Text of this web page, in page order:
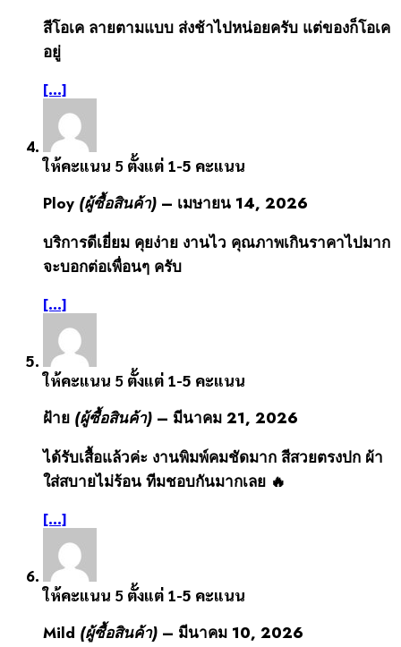
สีโอเค ลายตามแบบ ส่งช้าไปหน่อยครับ แต่ของก็โอเค
อยู่
[...]
ให้คะแนน 5 ตั้งแต่ 1-5 คะแนน
Ploy (ผู้ซื้อสินค้า) – เมษายน 14, 2026
บริการดีเยี่ยม คุยง่าย งานไว คุณภาพเกินราคาไปมาก
จะบอกต่อเพื่อนๆ ครับ
[...]
ให้คะแนน 5 ตั้งแต่ 1-5 คะแนน
ฝ้าย (ผู้ซื้อสินค้า) – มีนาคม 21, 2026
ได้รับเสื้อแล้วค่ะ งานพิมพ์คมชัดมาก สีสวยตรงปก ผ้า
ใส่สบายไม่ร้อน ทีมชอบกันมากเลย 🔥
[...]
ให้คะแนน 5 ตั้งแต่ 1-5 คะแนน
Mild (ผู้ซื้อสินค้า) – มีนาคม 10, 2026